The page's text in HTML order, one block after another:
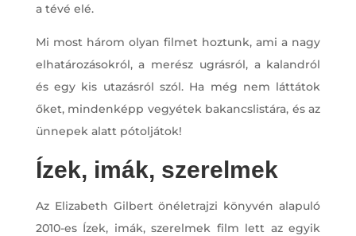
a tévé elé.
Mi most három olyan filmet hoztunk, ami a nagy
elhatározásokról, a merész ugrásról, a kalandról
és egy kis utazásról szól. Ha még nem láttátok
őket, mindenképp vegyétek bakancslistára, és az
ünnepek alatt pótoljátok!
Ízek, imák, szerelmek
Az Elizabeth Gilbert önéletrajzi könyvén alapuló
2010-es Ízek, imák, szerelmek film lett az egyik